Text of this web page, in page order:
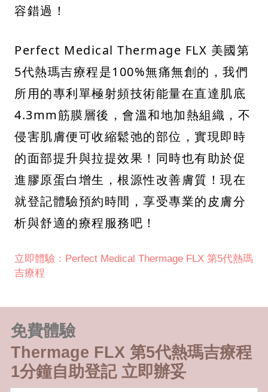
容錯過！
Perfect Medical Thermage FLX 美國第
5代熱瑪吉療程是100%無痛無創的，我們
所用的專利單極射頻技術能量在直達肌底
4.3mm筋膜層後，會溫和地加熱組織，不
侵害肌膚便可收縮鬆弛的部位，實現即時
的面部提升與拉提效果！同時也有助於促
進膠原蛋白增生，根源性改善膚質！現在
就登記體驗預約時間，享受專業的皮膚分
析與舒適的療程服務吧！
立即體驗：Perfect Medical Thermage FLX 第5代熱瑪
吉療程
免費體驗
Thermage FLX 第5代熱瑪吉療程
1分鐘自助登記 立即辦妥